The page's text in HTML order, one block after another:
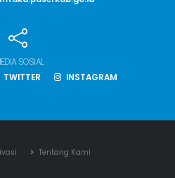
SOSIAL
TWITTER INSTAGRAM
Tentang Kami